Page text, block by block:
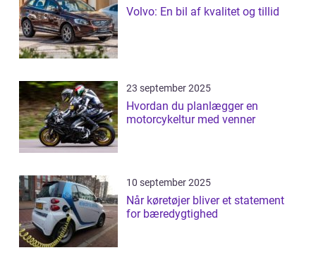
Volvo: En bil af kvalitet og tillid
23 september 2025
Hvordan du planlægger en
motorcykeltur med venner
10 september 2025
Når køretøjer bliver et statement
for bæredygtighed